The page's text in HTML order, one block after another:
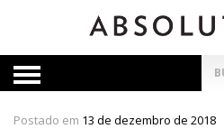
por:
Postado em 13 de dezembro de 2018